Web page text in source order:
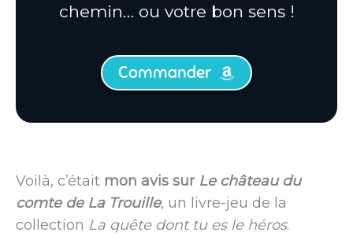
chemin… ou votre bon sens !
Commander
Voilà, c’était mon avis sur Le château du
comte de La Trouille, un livre-jeu de la
collection La quête dont tu es le héros.